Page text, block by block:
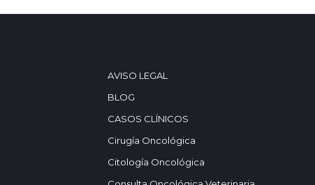
AVISO LEGAL
BLOG
CASOS CLÍNICOS
Cirugía Oncológica
Citología Oncológica